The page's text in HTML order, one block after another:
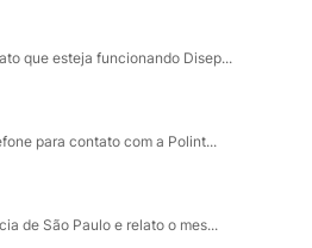
que esteja funcionando Disep...
para contato com a Polint...
de São Paulo e relato o mes...